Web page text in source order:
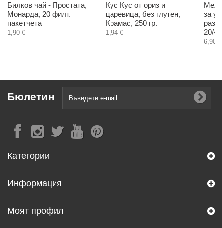
Билков чай - Простата,
Монарда, 20 филт.
пакетчета
1,90 €
Кус Кус от ориз и
царевица, без глутен,
Крамас, 250 гр.
1,94 €
за
20/
6,90 €
Бюлетин
Категории
Информация
Моят профил